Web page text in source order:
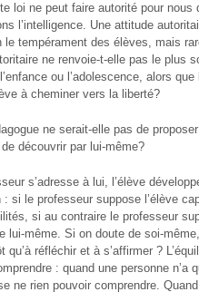
loi ne peut faire autorité pour nous
l’intelligence. Une attitude
tempérament des élèves, mais
ne renvoie-t-elle pas le plus
ou l’adolescence, alors que
à cheminer vers la liberté?
ne serait-elle pas de
découvrir par lui-même?
s’adresse à lui, l’élève
si le professeur suppose l’élève
si au contraire le professeur
lui-même. Si on doute de soi-
qu’à réfléchir et à s’affirmer ?
: quand une personne n’a
ne rien pouvoir comprendre.